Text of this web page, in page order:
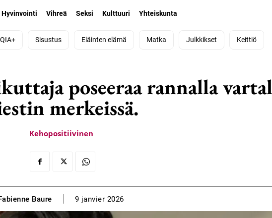
Hyvinvointi Vihreä Seksi Kulttuuri Yhteiskunta
Sisustus Eläinten elämä Matka Julkkikset Keittiö
poseeraa rannalla
merkeissä.
Kehopositiivinen
Baure 9 janvier 2026